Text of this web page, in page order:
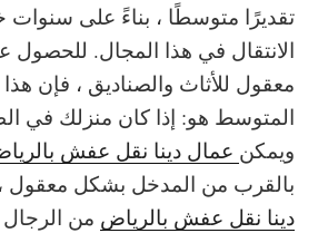
تقديرًا متوسطًا ، بناءً على سنوات
الانتقال في هذا المجال.
معقول للأثاث والصناديق ، فإن هذا
المتوسط ​​هو: إذا كان منزلك في
ويمكن عمال دينا نقل عفش
بالقرب من المدخل بشكل معقول
دينا نقل عفش بالرياض من